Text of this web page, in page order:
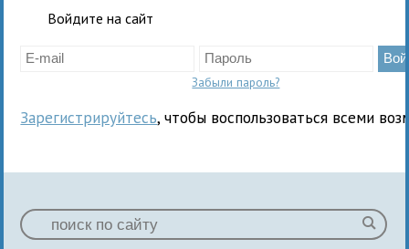
Войдите на сайт
Забыли пароль?
Зарегистрируйтесь, чтобы воспользоваться всеми